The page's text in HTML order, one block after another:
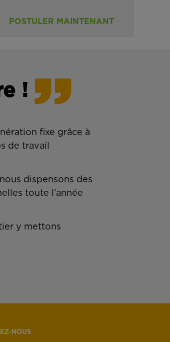
POSTULER MAINTENANT
!
fixe grâce à
de travail
dispensons des
toute l’année
y mettons
NOUS